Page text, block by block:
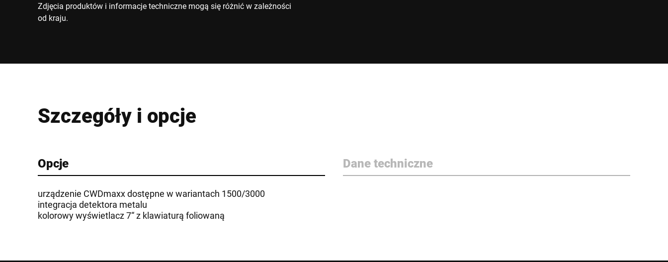
Zdjęcia produktów i informacje techniczne mogą się różnić w zależności
od kraju.
Szczegóły i opcje
Opcje Dane techniczne
urządzenie CWDmaxx dostępne w wariantach 1500/3000
integracja detektora metalu
kolorowy wyświetlacz 7“ z klawiaturą foliowaną